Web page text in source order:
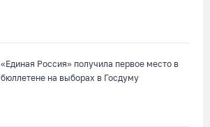
«Единая Россия» получила первое место в
бюллетене на выборах в Госдуму